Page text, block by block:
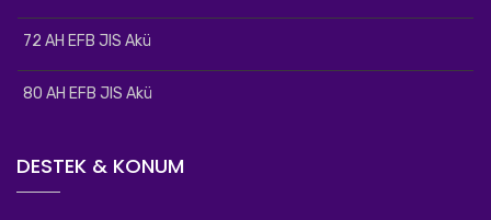
72 AH EFB JIS Akü
80 AH EFB JIS Akü
DESTEK & KONUM